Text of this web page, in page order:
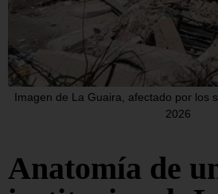
Imagen de La Guaira, afectado por los
2026
Anatomía de